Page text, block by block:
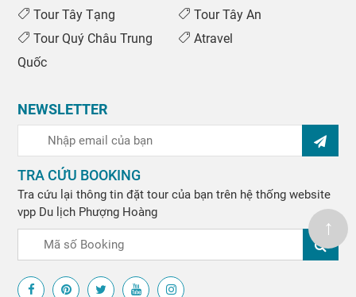
Tour Tây Tạng
Tour Tây An
Tour Quý Châu Trung
Quốc
Atravel
NEWSLETTER
TRA CỨU BOOKING
Tra cứu lại thông tin đặt tour của bạn trên hệ thống website
vpp Du lịch Phượng Hoàng
↑